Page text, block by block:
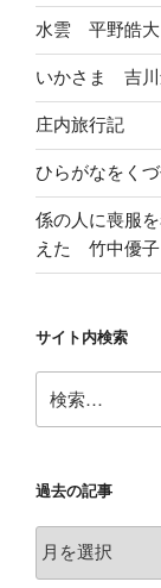
水雲 平野皓大
いかさま 吉
庄内旅行記
ひらがなをく
係の人に喪服
えた 竹中優子
サイト内検索
索:
過去の記事
去